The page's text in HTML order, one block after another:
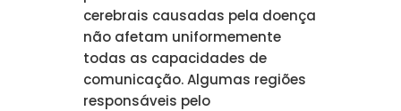
cerebrais causadas pela doença
não afetam uniformemente
todas as capacidades de
comunicação. Algumas regiões
responsáveis pelo